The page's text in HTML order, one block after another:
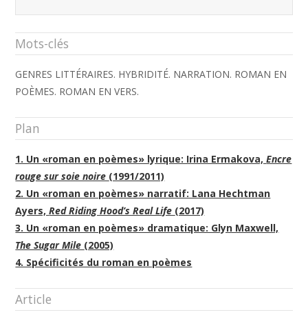
Mots-clés
GENRES LITTÉRAIRES. HYBRIDITÉ. NARRATION. ROMAN EN
POÈMES. ROMAN EN VERS.
Plan
1. Un «roman en poèmes» lyrique: Irina Ermakova,Encre
rouge sur soie noire (1991/2011)
2. Un «roman en poèmes» narratif: Lana Hechtman
Ayers,Red Riding Hood’s Real Life (2017)
3. Un «roman en poèmes» dramatique: Glyn Maxwell,
The Sugar Mile (2005)
4. Spécificités du roman en poèmes
Article